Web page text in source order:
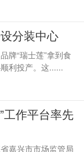
分装中心
牌“瑞士莲”拿到食
利投产。这......
工作平台率先
嘉兴市市场监管局